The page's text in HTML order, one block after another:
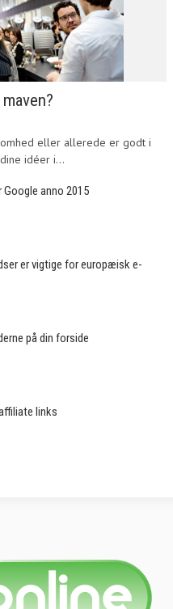
eller allerede er godt i
idéer i...
anno 2015
er vigtige for europæisk e-
på din forside
links